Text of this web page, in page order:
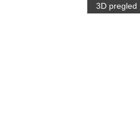
3D pregled